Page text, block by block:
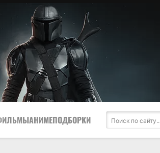
АНИМЕПОДБОРКИ